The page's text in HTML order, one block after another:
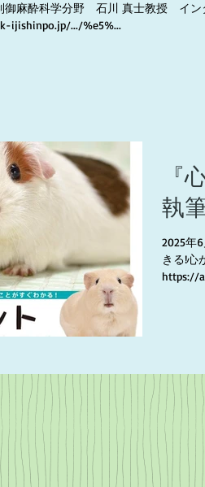
麻酔科学分野 石川 真士教授 イン
ijishinpo.jp/.../%e5%...
『
執
2025年
きる!心
https://